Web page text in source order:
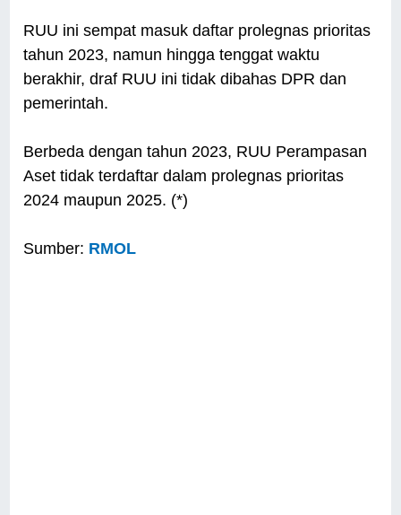
RUU ini sempat masuk daftar prolegnas prioritas
tahun 2023, namun hingga tenggat waktu
berakhir, draf RUU ini tidak dibahas DPR dan
pemerintah.
Berbeda dengan tahun 2023, RUU Perampasan
Aset tidak terdaftar dalam prolegnas prioritas
2024 maupun 2025. (*)
Sumber: RMOL